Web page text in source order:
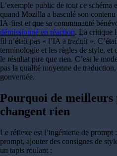
L’exemple public de tout ce schéma
quand Mozilla a basculé son
IA-first et que sa communauté
démissionné en réaction. La critique
fil n’était pas « l’IA a traduit ».
terminologie et les règles de style, et
le résultat pire que rien. C’est le
pas la qualité moyenne de
gouvernée.
Pourquoi de meilleurs
changent rien
Le réflexe est l’ingénierie de prompt
prompt, ajouter des consignes de
un tapis roulant :